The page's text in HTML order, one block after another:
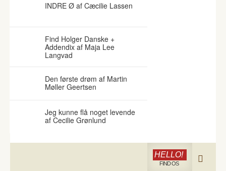
INDRE Ø af Cæcilie Lassen
Find Holger Danske +
Addendix af Maja Lee
Langvad
Den første drøm af Martin
Møller Geertsen
Jeg kunne flå noget levende
af Cecilie Grønlund
HELLO!
FIND OS